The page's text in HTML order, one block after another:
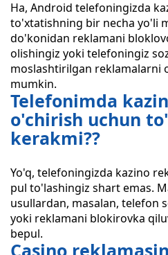
Ha, Android telefoningizda
to'xtatishning bir necha yo'li
do'konidan reklamani
olishingiz yoki telefoningiz
moslashtirilgan reklamalarni
mumkin.
Telefonimda
o'chirish uchun
kerakmi??
Yo'q, telefoningizda kazino
pul to'lashingiz shart emas.
usullardan, masalan, telefon
yoki reklamani blokirovka
bepul.
Casino